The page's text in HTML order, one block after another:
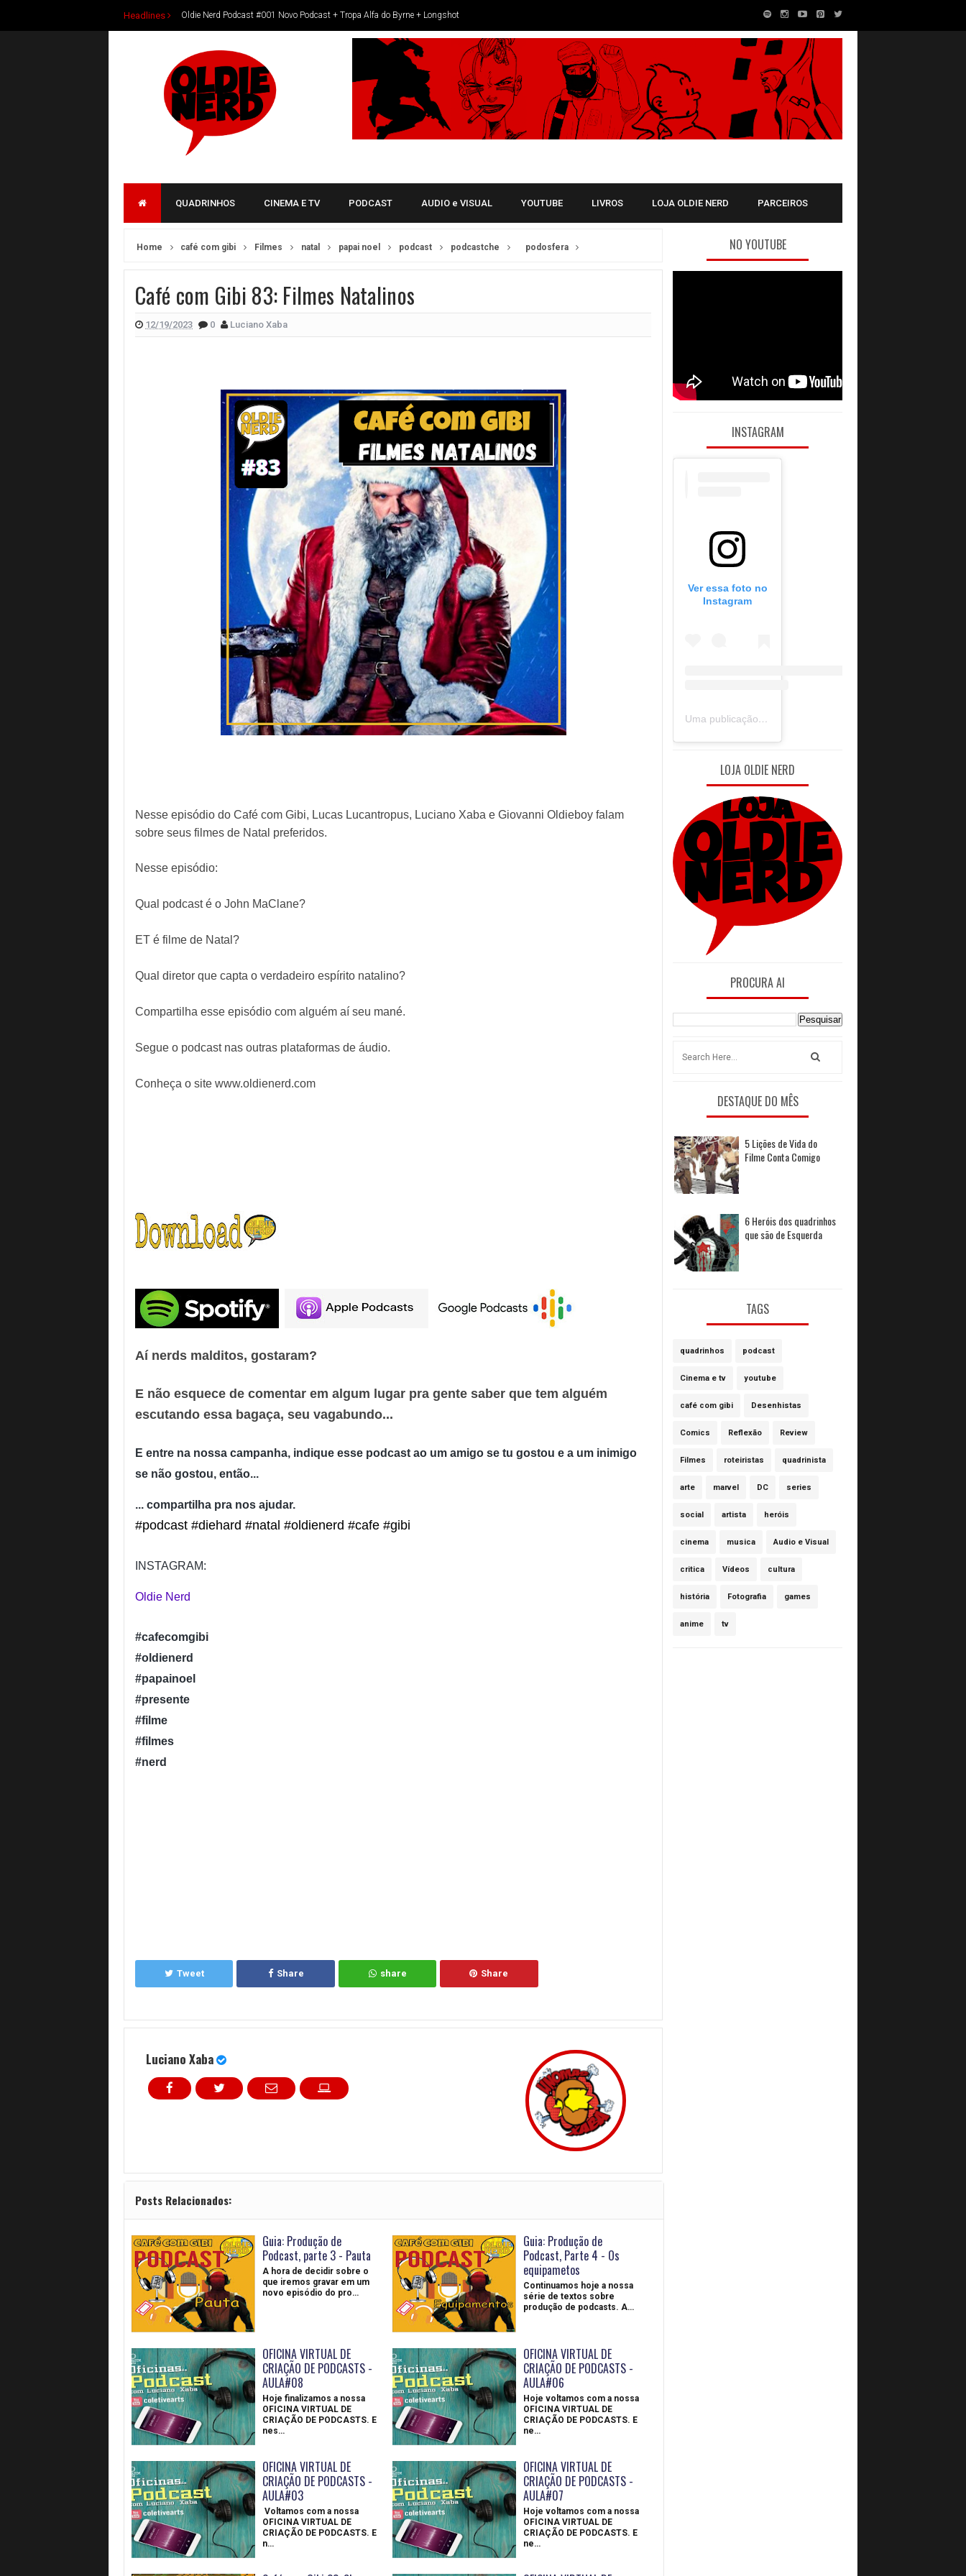
Headlines Oldie Nerd Podcast #001 Novo Podcast + Tropa Alfa do Byrne + Longshot
Oldie Nerd Podcast #00 Oldie Nerd no Instagram Na Prévia do nosso podcast
Daniel Renattini lança O Crepúsculo das Auras em evento no Bar Pitico
Nova romantasia de Natalia Avila traz uma atmosfera repleta de magia e destinos cruzados
Ulisses Mattos apresenta romance que cruza amadurecimento, poder e ficção científica
Livros nacionais para ler antes da Bienal Internacional do Livro do Rio de Janeiro
Do Delírio ao Domínio de Warley Rangel
Oldie Nerd Podcast #005 A última história do Quarteto Fantástico
Nada Floresceu em 99, HQ Inspirada no mito do Velho do Saco tem pré-venda iniciada no Catarse
Oldie Nerd Podcast #004 Someplace Strange de Ann Nocenti e John Bolton
Oldie Nerd Podcast #003 Batman vs Justiceiro
Oldie Nerd Podcast #002 Batman Lua Cheia
QUADRINHOS CINEMA E TV PODCAST AUDIO e VISUAL YOUTUBE LIVROS LOJA OLDIE NERD PARCEIROS
Home café com gibi Filmes natal papai noel podcast podcastche podosfera
Café com Gibi 83: Filmes Natalinos
12/19/2023 0 Luciano Xaba
Nesse episódio do Café com Gibi, Lucas Lucantropus, Luciano Xaba e Giovanni Oldieboy falam
sobre seus filmes de Natal preferidos.
Nesse episódio:
Qual podcast é o John MaClane?
ET é filme de Natal?
Qual diretor que capta o verdadeiro espírito natalino?
Compartilha esse episódio com alguém aí seu mané.
Segue o podcast nas outras plataformas de áudio.
Conheça o site www.oldienerd.com
Aí nerds malditos, gostaram?
E não esquece de comentar em algum lugar pra gente saber que tem alguém
escutando essa bagaça, seu vagabundo...
E entre na nossa campanha, indique esse podcast ao um amigo se tu gostou e a um inimigo
se não gostou, então...
... compartilha pra nos ajudar.
#podcast #diehard #natal #oldienerd #cafe #gibi
INSTAGRAM:
Oldie Nerd
#cafecomgibi
#oldienerd
#papainoel
#presente
#filme
#filmes
#nerd
Tweet Share share Share
Luciano Xaba
Posts Relacionados:
Guia: Produção de
Podcast, parte 3 - Pauta
A hora de decidir sobre o
que iremos gravar em um
novo episódio do pro…
Guia: Produção de
Podcast, Parte 4 - Os
equipametos
Continuamos hoje a nossa
série de textos sobre
produção de podcasts. A…
OFICINA VIRTUAL DE
CRIAÇÃO DE PODCASTS -
AULA#08
Hoje finalizamos a nossa
OFICINA VIRTUAL DE
CRIAÇÃO DE PODCASTS. E
nes…
OFICINA VIRTUAL DE
CRIAÇÃO DE PODCASTS -
AULA#06
Hoje voltamos com a nossa
OFICINA VIRTUAL DE
CRIAÇÃO DE PODCASTS. E
ne…
OFICINA VIRTUAL DE
CRIAÇÃO DE PODCASTS -
AULA#03
Voltamos com a nossa
OFICINA VIRTUAL DE
CRIAÇÃO DE PODCASTS. E
n…
OFICINA VIRTUAL DE
CRIAÇÃO DE PODCASTS -
AULA#07
Hoje voltamos com a nossa
OFICINA VIRTUAL DE
CRIAÇÃO DE PODCASTS. E
ne…
NO YOUTUBE
INSTAGRAM
Ver essa foto no
Instagram
Uma publicação compartilhada por Oldie Nerd (@oldie_nerd)
LOJA OLDIE NERD
PROCURA AI
DESTAQUE DO MÊS
5 Lições de Vida do
Filme Conta Comigo
6 Heróis dos quadrinhos
que são de Esquerda
TAGS
quadrinhos podcast
Cinema e tv youtube
café com gibi Desenhistas
Comics Reflexão Review
Filmes roteiristas quadrinista
arte marvel DC series
social artista heróis
cinema musica Audio e Visual
critica Vídeos cultura
história Fotografia games
anime tv